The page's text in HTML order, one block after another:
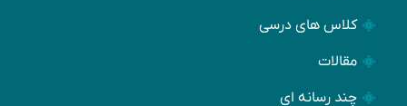
کلاس های درسی
مقالات
چند رسانه ای